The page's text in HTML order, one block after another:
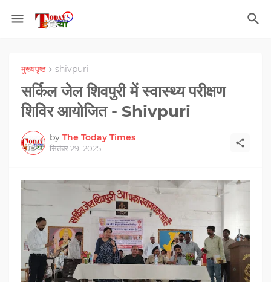
मुख्यपृष्ठ shivpuri
सर्किल जेल शिवपुरी में स्वास्थ्य परीक्षण
शिविर आयोजित - Shivpuri
by The Today Times
सितंबर 29, 2025